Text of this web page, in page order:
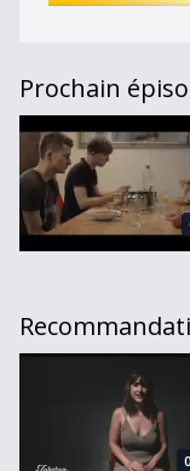
Prochain
7 Dollar Taxi -
À l&#039;aube de